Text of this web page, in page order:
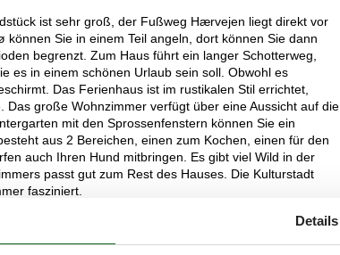
ist sehr groß, der Fußweg Hærvejen liegt direkt vor
Sie in einem Teil angeln, dort können Sie dann
begrenzt. Zum Haus führt ein langer Schotterweg,
es in einem schönen Urlaub sein soll. Obwohl es
Das Ferienhaus ist im rustikalen Stil errichtet,
große Wohnzimmer verfügt über eine Aussicht auf die
mit den Sprossenfenstern können Sie ein
aus 2 Bereichen, einen zum Kochen, einen für den
auch Ihren Hund mitbringen. Es gibt viel Wild in der
passt gut zum Rest des Hauses. Die Kulturstadt
fasziniert.
Details